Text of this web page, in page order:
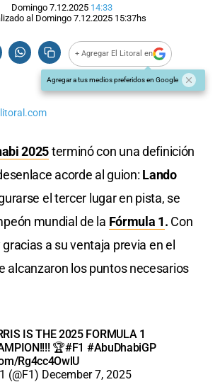
Domingo 7.12.2025 14:33
al Domingo 7.12.2025 15:37hs
+ Agregar El Litoral en
Agregar a tus medios preferidos en Google
2025terminó con una definición
acorde al guion: Lando
el tercer lugar en pista, se
mundial de la Fórmula 1. Con
a su ventaja previa en el
alcanzaron los puntos necesarios
IS THE 2025 FORMULA 1
🏆#F1 #AbuDhabiGP
Rg4cc4OwlU
(@F1) December 7, 2025